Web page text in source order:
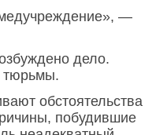
—
дело.
тюрьмы.
обстоятельства
побудившие